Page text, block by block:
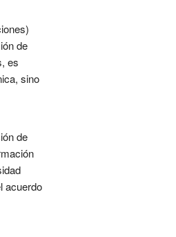
de
es
sino
de
acuerdo